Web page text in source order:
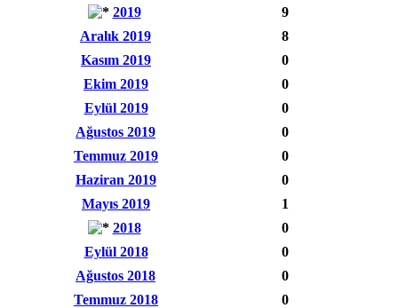
2019
9
Aralık 2019
8
Kasım 2019
0
Ekim 2019
0
Eylül 2019
0
Ağustos 2019
0
Temmuz 2019
0
Haziran 2019
0
Mayıs 2019
1
2018
0
Eylül 2018
0
Ağustos 2018
0
Temmuz 2018
0